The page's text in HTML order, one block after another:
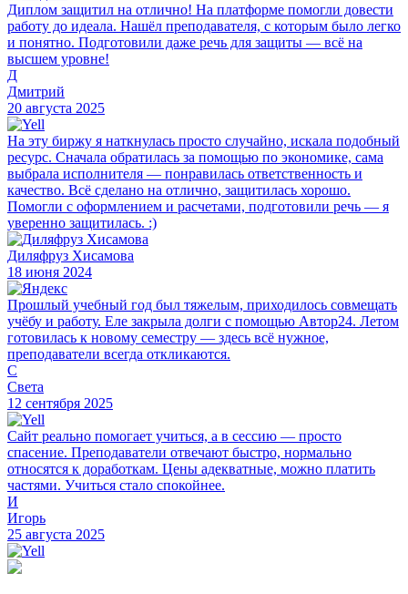
Диплом защитил на отлично! На платформе помогли довести
работу до идеала. Нашёл преподавателя, с которым было легко
и понятно. Подготовили даже речь для защиты — всё на
высшем уровне!
Д
Дмитрий
20 августа 2025
На эту биржу я наткнулась просто случайно, искала подобный
ресурс. Сначала обратилась за помощью по экономике, сама
выбрала исполнителя — понравилась ответственность и
качество. Всё сделано на отлично, защитилась хорошо.
Помогли с оформлением и расчетами, подготовили речь — я
уверенно защитилась. :)
Диляфруз Хисамова
18 июня 2024
Прошлый учебный год был тяжелым, приходилось совмещать
учёбу и работу. Еле закрыла долги с помощью Автор24. Летом
готовилась к новому семестру — здесь всё нужное,
преподаватели всегда откликаются.
С
Света
12 сентября 2025
Сайт реально помогает учиться, а в сессию — просто
спасение. Преподаватели отвечают быстро, нормально
относятся к доработкам. Цены адекватные, можно платить
частями. Учиться стало спокойнее.
И
Игорь
25 августа 2025